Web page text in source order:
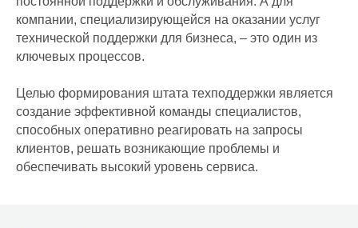
компании, специализирующейся на оказании услуг
технической поддержки для бизнеса, – это один из
ключевых процессов.
Целью формирования штата техподдержки является
создание эффективной команды специалистов,
способных оперативно реагировать на запросы
клиентов, решать возникающие проблемы и
обеспечивать высокий уровень сервиса.